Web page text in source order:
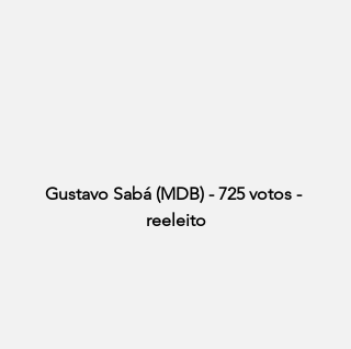
Gustavo Sabá (MDB) - 725 votos -
reeleito